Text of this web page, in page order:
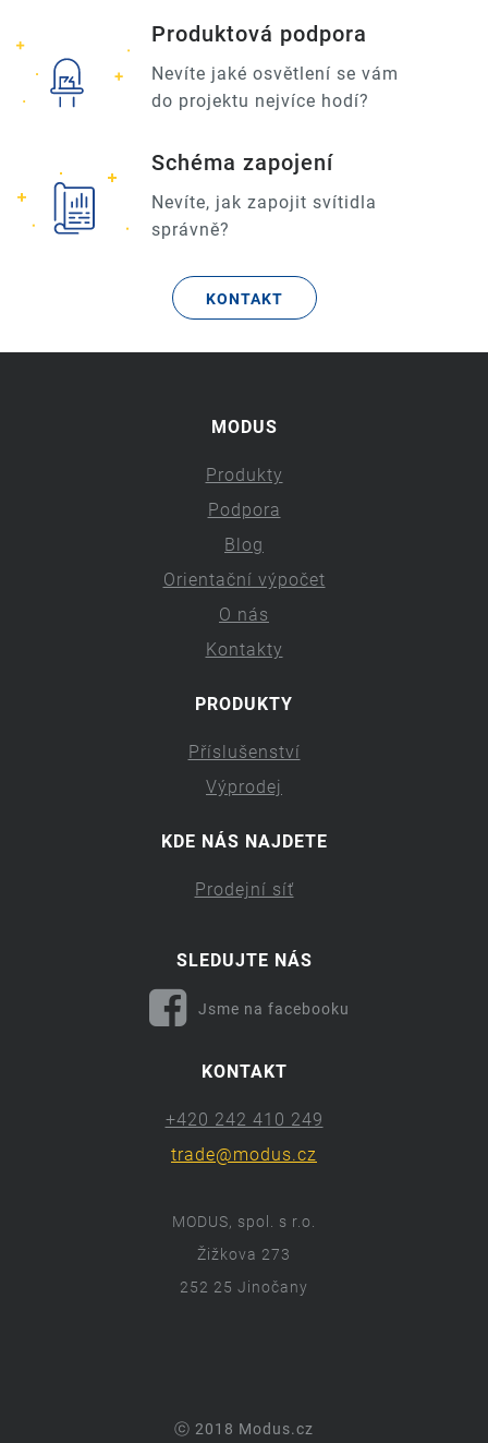
Produktová podpora
Nevíte jaké osvětlení se vám
do projektu nejvíce hodí?
Schéma zapojení
Nevíte, jak zapojit svítidla
správně?
KONTAKT
MODUS
Produkty
Podpora
Blog
Orientační výpočet
O nás
Kontakty
PRODUKTY
Příslušenství
Výprodej
KDE NÁS NAJDETE
Prodejní síť
SLEDUJTE NÁS
Jsme na facebooku
KONTAKT
+420 242 410 249
trade@modus.cz
MODUS, spol. s r.o.
Žižkova 273
252 25 Jinočany
ⓒ 2018 Modus.cz